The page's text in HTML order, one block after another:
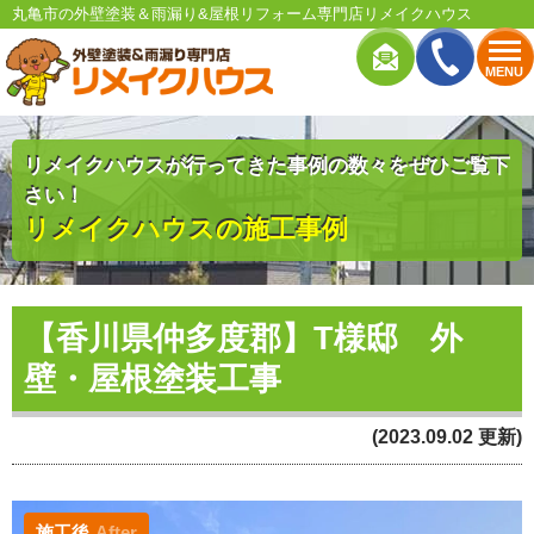
MENU
丸亀市の外壁塗装＆雨漏り&屋根リフォーム専門店リメイクハウス
リメイクハウスが行ってきた事例の数々をぜひご覧下
さい！
リメイクハウスの施工事例
【香川県仲多度郡】T様邸 外
壁・屋根塗装工事
(2023.09.02 更新)